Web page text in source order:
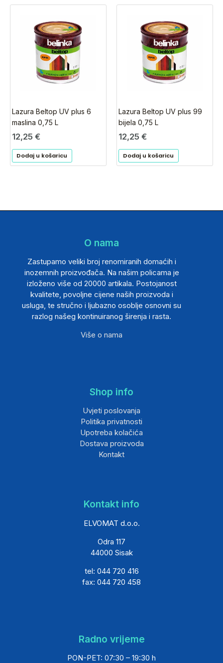
Lazura Beltop UV plus 6
maslina 0,75 L
12,25 €
Dodaj u košaricu
Lazura Beltop UV plus 99
bijela 0,75 L
12,25 €
Dodaj u košaricu
O nama
Zastupamo veliki broj renomiranih domaćih i
inozemnih proizvođača. Na našim policama je
izloženo više od 20000 artikala. Postojanost
kvalitete, povoljne cijene naših proizvoda i
usluga, te stručno i ljubazno osoblje osnovni su
razlog našeg kontinuiranog širenja i rasta.
Više o nama
Shop info
Uvjeti poslovanja
Politika privatnosti
Upotreba kolačića
Dostava proizvoda
Kontakt
Kontakt info
ELVOMAT d.o.o.
Odra 117
44000 Sisak
tel: 044 720 416
fax: 044 720 458
Radno vrijeme
PON-PET: 07:30 – 19:30 h